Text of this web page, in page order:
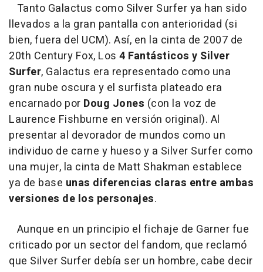
Tanto Galactus como Silver Surfer ya han sido
llevados a la gran pantalla con anterioridad (si
bien, fuera del UCM). Así, en la cinta de 2007 de
20th Century Fox, Los 4 Fantásticos y Silver
Surfer, Galactus era representado como una
gran nube oscura y el surfista plateado era
encarnado por Doug Jones (con la voz de
Laurence Fishburne en versión original). Al
presentar al devorador de mundos como un
individuo de carne y hueso y a Silver Surfer como
una mujer, la cinta de Matt Shakman establece
ya de base unas diferencias claras entre ambas
versiones de los personajes.
Aunque en un principio el fichaje de Garner fue
criticado por un sector del fandom, que reclamó
que Silver Surfer debía ser un hombre, cabe decir